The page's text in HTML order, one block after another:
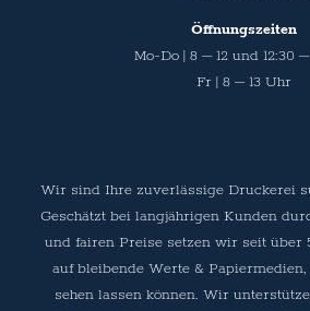
Öffnungszeiten
Mo-Do | 8 – 12 und 12:30
Fr | 8 – 13 Uhr
Wir sind Ihre zuverlässige Druckerei
Geschätzt bei langjährigen Kunden
und fairen Preise setzen wir seit über
auf bleibende Werte &
sehen lassen können. Wir